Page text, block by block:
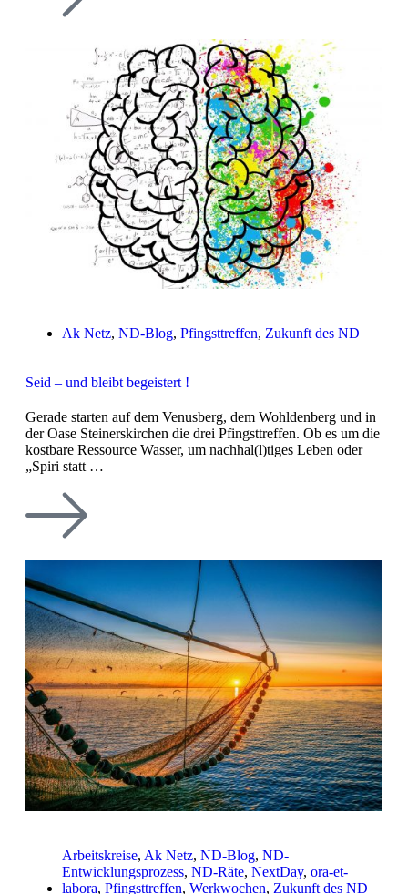
Ak Netz, ND-Blog, Pfingsttreffen, Zukunft des ND
Seid – und bleibt begeistert !
Gerade starten auf dem Venusberg, dem Wohldenberg und in
der Oase Steinerskirchen die drei Pfingsttreffen. Ob es um die
kostbare Ressource Wasser, um nachhal(l)tiges Leben oder
„Spiri statt …
Arbeitskreise, Ak Netz, ND-Blog, ND-
Entwicklungsprozess, ND-Räte, NextDay, ora-et-
labora, Pfingsttreffen, Werkwochen, Zukunft des ND